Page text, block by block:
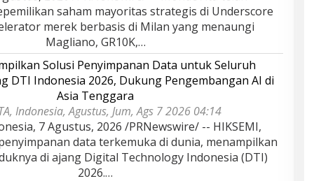
saham mayoritas strategis di Underscore
merek berbasis di Milan yang menaungi
Magliano, GR10K,…
Solusi Penyimpanan Data untuk Seluruh
DTI Indonesia 2026, Dukung Pengembangan AI di
Asia Tenggara
Indonesia, Agustus, Jum, Ags 7 2026 04:14
7 Agustus, 2026 /PRNewswire/ -- HIKSEMI,
data terkemuka di dunia, menampilkan
di ajang Digital Technology Indonesia (DTI)
2026.…